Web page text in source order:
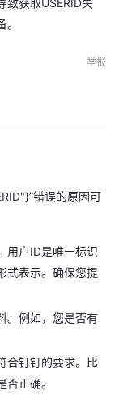
致获取USERID失
举报
错误的原因可
用户ID是唯一标识
式表示。确保您提
。例如，您是否有
合钉钉的要求。比
正确。